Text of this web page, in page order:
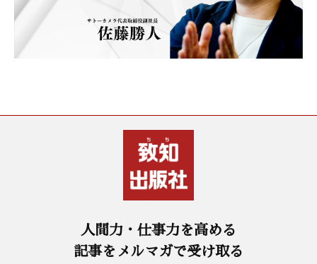
人間力・仕事力を高める
記事をメルマガで受け取る